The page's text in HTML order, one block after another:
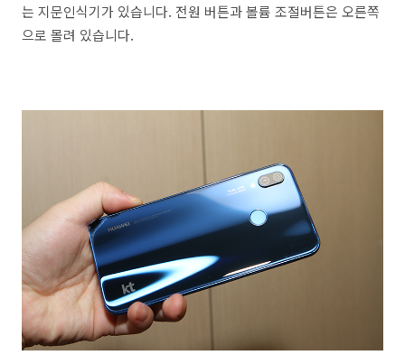
는 지문인식기가 있습니다. 전원 버튼과 볼륨 조절버튼은 오른쪽
으로 몰려 있습니다.